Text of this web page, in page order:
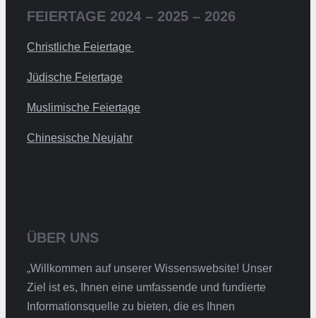
FEIERTAGE 2024 – 2025 – 2026
Christliche Feiertage
Jüdische Feiertage
Muslimische Feiertage
Chinesische Neujahr
ÜBER UNS
„Willkommen auf unserer Wissenswebsite! Unser
Ziel ist es, Ihnen eine umfassende und fundierte
Informationsquelle zu bieten, die es Ihnen